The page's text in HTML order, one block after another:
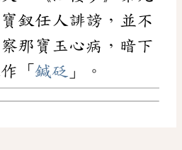
釵任人誹謗，並不
那寶玉心病，暗下
「 鍼砭 」。